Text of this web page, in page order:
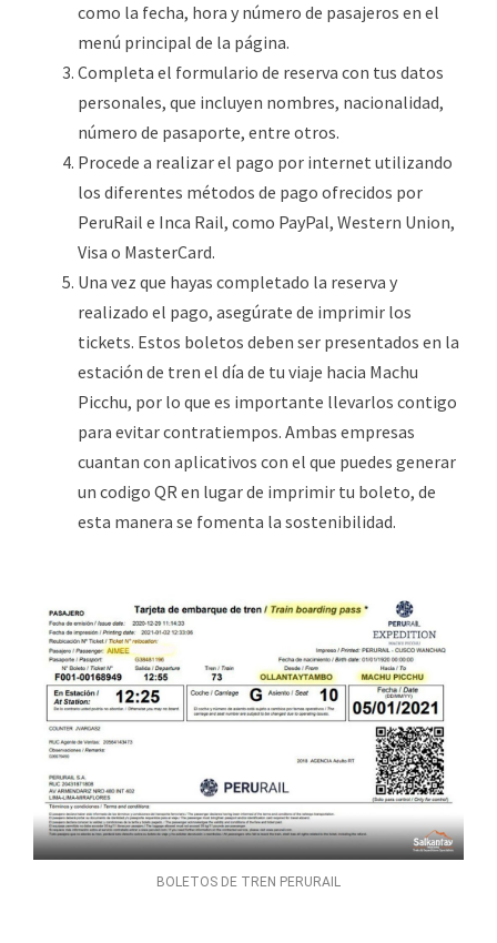
como la fecha, hora y número de pasajeros en el
menú principal de la página.
Completa el formulario de reserva con tus datos
personales, que incluyen nombres, nacionalidad,
número de pasaporte, entre otros.
Procede a realizar el pago por internet utilizando
los diferentes métodos de pago ofrecidos por
PeruRail e Inca Rail, como PayPal, Western Union,
Visa o MasterCard.
Una vez que hayas completado la reserva y
realizado el pago, asegúrate de imprimir los
tickets. Estos boletos deben ser presentados en la
estación de tren el día de tu viaje hacia Machu
Picchu, por lo que es importante llevarlos contigo
para evitar contratiempos. Ambas empresas
cuantan con aplicativos con el que puedes generar
un codigo QR en lugar de imprimir tu boleto, de
esta manera se fomenta la sostenibilidad.
BOLETOS DE TREN PERURAIL